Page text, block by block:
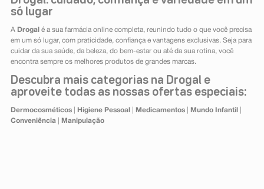
só lugar
A Drogal é a sua farmácia online completa, reunindo tudo o que você precisa
em um só lugar, com praticidade, confiança e vantagens exclusivas. Seja para
cuidar da sua saúde, da beleza, do bem-estar ou até da sua rotina, você
encontra sempre os melhores produtos de grandes marcas.
Descubra mais categorias na Drogal e
aproveite todas as nossas ofertas especiais:
Dermocosméticos| Higiene Pessoal Medicamentos| Mundo Infantil
Conveniência| Manipulação